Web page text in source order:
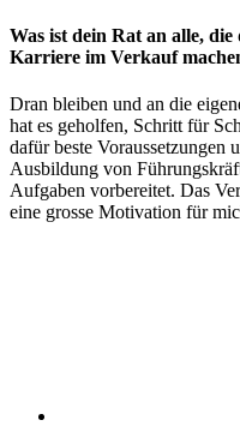
Was ist dein Rat an alle,
Karriere im Verkauf
‍Dran bleiben und an die
hat es geholfen, Schritt für
dafür beste Voraussetzungen
Ausbildung von
Aufgaben vorbereitet. Das
eine grosse Motivation für